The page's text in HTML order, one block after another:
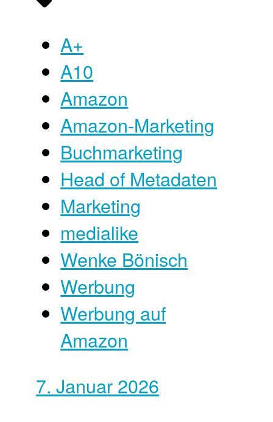
A+
A10
Amazon
Amazon-Marketing
Buchmarketing
Head of Metadaten
Marketing
medialike
Wenke Bönisch
Werbung
Werbung auf
Amazon
7. Januar 2026